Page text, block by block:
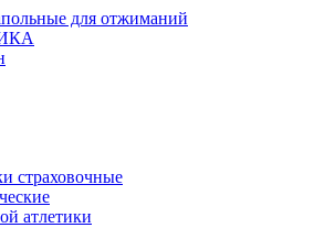
для отжиманий
страховочные
атлетики